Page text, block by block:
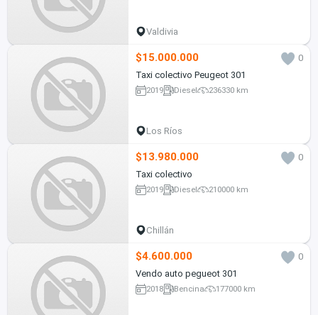
Valdivia
$15.000.000
0
Taxi colectivo Peugeot 301
2019 Diesel 236330 km
Los Ríos
$13.980.000
0
Taxi colectivo
2019 Diesel 210000 km
Chillán
$4.600.000
0
Vendo auto pegueot 301
2018 Bencina 177000 km